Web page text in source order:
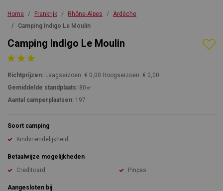
Camping Indigo Le Moulin
Richtprijzen: Laagseizoen: € 0,00 Hoogseizoen: € 0,00
Gemiddelde standplaats: 80㎡
Aantal camperplaatsen: 197
Soort camping
Kindvriendelijkheid
Betaalwijze mogelijkheden
Creditcard
Pinpas
Aangesloten bij
Home Frankrijk Rhône-Alpes
Ardèche
Camping Indigo Le Moulin